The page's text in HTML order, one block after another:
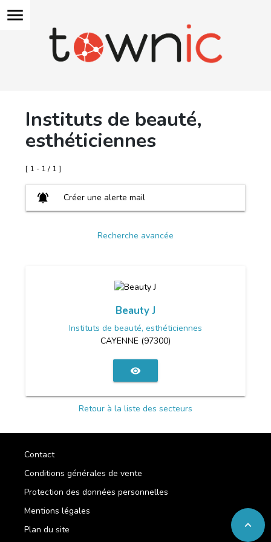
menu
Instituts de beauté,
esthéticiennes
[ 1 - 1 / 1 ]
notifications_active Créer une alerte mail
Recherche avancée
Beauty J
Instituts de beauté, esthéticiennes
CAYENNE (97300)
visibility
Retour à la liste des secteurs
expand_less
Contact
Conditions générales de vente
Protection des données personnelles
Mentions légales
Plan du site